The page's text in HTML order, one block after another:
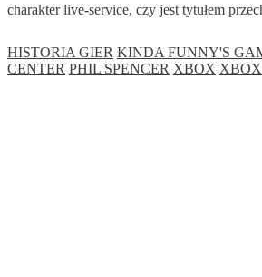
charakter live-service, czy jest tytułem
HISTORIA GIER KINDA FUNNY'S
CENTER PHIL SPENCER XBOX